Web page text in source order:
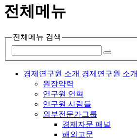
전체메뉴
전체메뉴 검색
경제연구원 소개 경제연구원 소개
원장약력
연구원 연혁
연구원 사람들
외부전문가그룹
경제자문 패널
해외고문